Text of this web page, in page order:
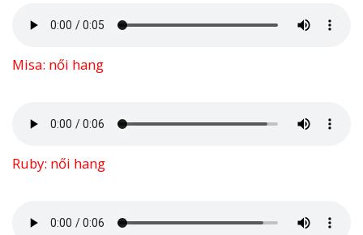
Misa: női hang
Ruby: női hang